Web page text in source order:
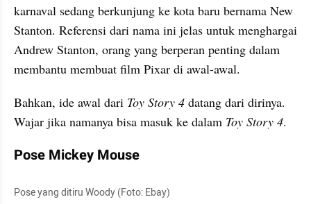
Stanton. Referensi dari nama ini jelas untuk menghargai
Andrew Stanton, orang yang berperan penting dalam
membantu membuat film Pixar di awal-awal.
Bahkan, ide awal dari Toy Story 4 datang dari dirinya.
Wajar jika namanya bisa masuk ke dalam Toy Story 4.
Pose Mickey Mouse
Pose yang ditiru Woody (Foto: Ebay)